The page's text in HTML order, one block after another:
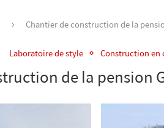
Chantier de construction de la
Laboratoire de style Construction en
de la pension